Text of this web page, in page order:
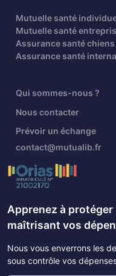
Mutuelle santé
Mutuelle santé
Assurance santé
Assurance santé
Qui sommes-nous ?
Nous contacter
Prévoir un échange
contact@mutualib.fr
Apprenez à
maîtrisant vos
Nous vous enverrons les
sous contrôle vos